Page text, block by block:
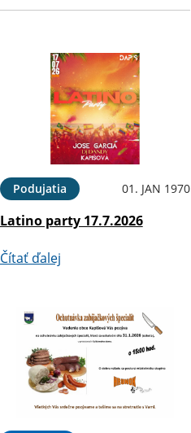
Podujatia 01. JAN 1970
Latino party 17.7.2026
Čítať ďalej